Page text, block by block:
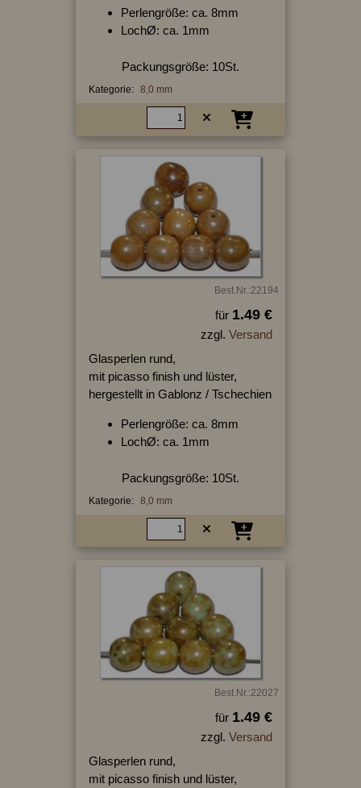
Perlengröße: ca. 8mm
LochØ: ca. 1mm
Packungsgröße: 10St.
Kategorie: 8,0 mm
Best.Nr.:22194
für 1.49 €
zzgl. Versand
Glasperlen rund,
mit picasso finish und lüster,
hergestellt in Gablonz / Tschechien
Perlengröße: ca. 8mm
LochØ: ca. 1mm
Packungsgröße: 10St.
Kategorie: 8,0 mm
Best.Nr.:22027
für 1.49 €
zzgl. Versand
Glasperlen rund,
mit picasso finish und lüster,